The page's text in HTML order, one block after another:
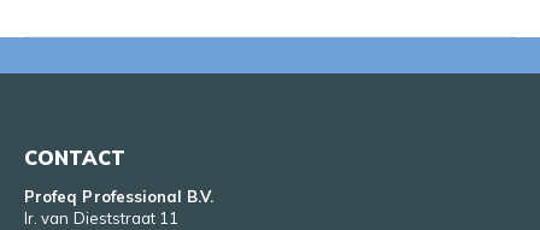
CONTACT
Profeq Professional B.V.
Ir. van Dieststraat 11